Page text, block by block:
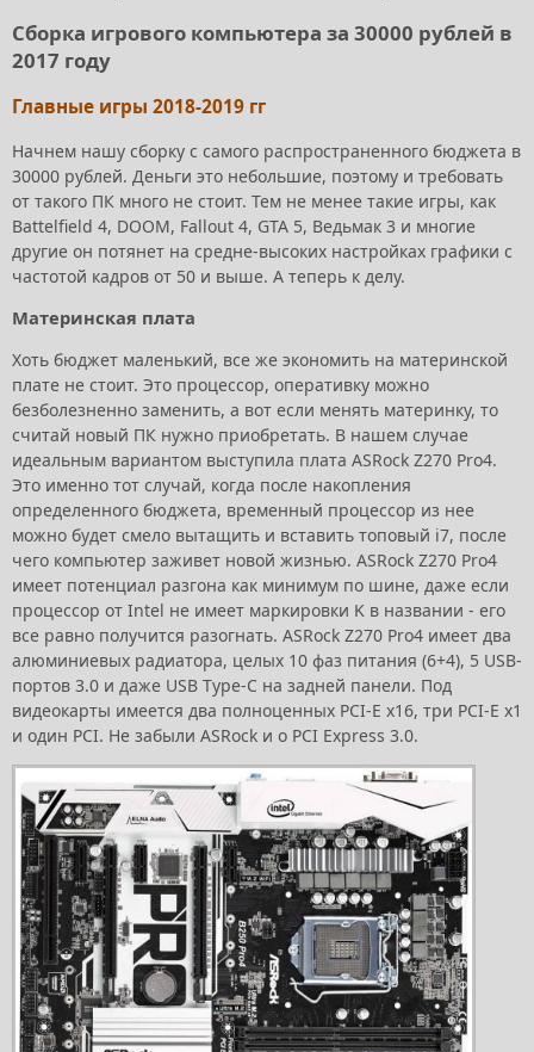
Сборка игрового компьютера за 30000 рублей в
2017 году
Главные игры 2018-2019 гг
Начнем нашу сборку с самого распространенного бюджета в
30000 рублей. Деньги это небольшие, поэтому и требовать
от такого ПК много не стоит. Тем не менее такие игры, как
Battelfield 4, DOOM, Fallout 4, GTA 5, Ведьмак 3 и многие
другие он потянет на средне-высоких настройках графики с
частотой кадров от 50 и выше. А теперь к делу.
Материнская плата
Хоть бюджет маленький, все же экономить на материнской
плате не стоит. Это процессор, оперативку можно
безболезненно заменить, а вот если менять материнку, то
считай новый ПК нужно приобретать. В нашем случае
идеальным вариантом выступила плата ASRock Z270 Pro4.
Это именно тот случай, когда после накопления
определенного бюджета, временный процессор из нее
можно будет смело вытащить и вставить топовый i7, после
чего компьютер заживет новой жизнью. ASRock Z270 Pro4
имеет потенциал разгона как минимум по шине, даже если
процессор от Intel не имеет маркировки K в названии - его
все равно получится разогнать. ASRock Z270 Pro4 имеет два
алюминиевых радиатора, целых 10 фаз питания (6+4), 5 USB-
портов 3.0 и даже USB Type-C на задней панели. Под
видеокарты имеется два полноценных PCI-E x16, три PCI-E x1
и один PCI. Не забыли ASRock и о PCI Express 3.0.